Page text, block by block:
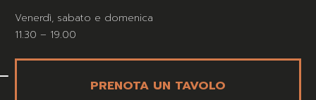
Venerdì, sabato e domenica
11.30 – 19.00
PRENOTA UN TAVOLO